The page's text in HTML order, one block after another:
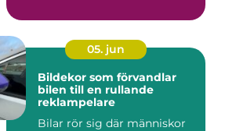
05. jun
Bildekor som förvandlar
bilen till en rullande
reklampelare
Bilar rör sig där människor